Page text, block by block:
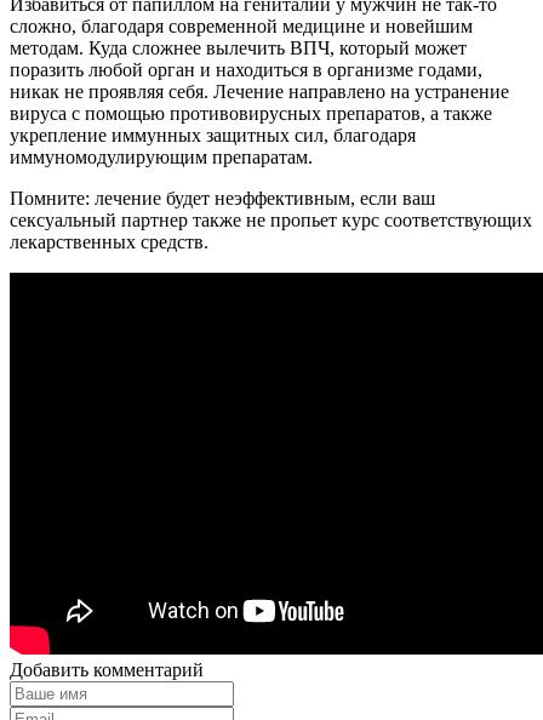
Избавиться от папиллом на гениталии у мужчин не так-то
сложно, благодаря современной медицине и новейшим
методам. Куда сложнее вылечить ВПЧ, который может
поразить любой орган и находиться в организме годами,
никак не проявляя себя. Лечение направлено на устранение
вируса с помощью противовирусных препаратов, а также
укрепление иммунных защитных сил, благодаря
иммуномодулирующим препаратам.
Помните: лечение будет неэффективным, если ваш
сексуальный партнер также не пропьет курс соответствующих
лекарственных средств.
Добавить комментарий